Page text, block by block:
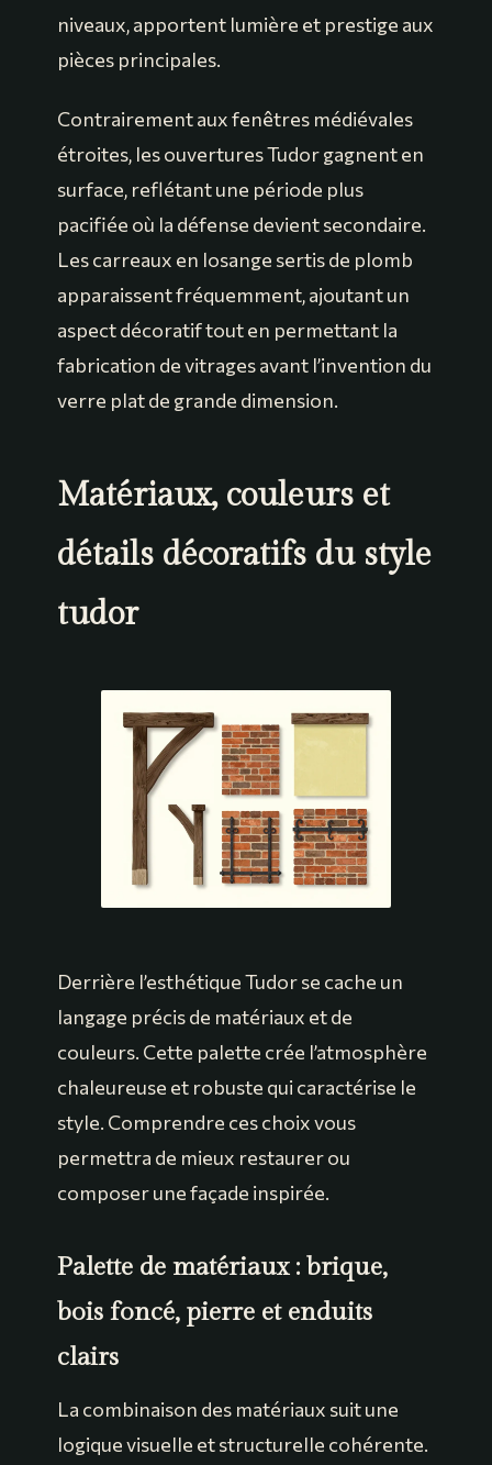
niveaux, apportent lumière et prestige aux
pièces principales.
Contrairement aux fenêtres médiévales
étroites, les ouvertures Tudor gagnent en
surface, reflétant une période plus
pacifiée où la défense devient secondaire.
Les carreaux en losange sertis de plomb
apparaissent fréquemment, ajoutant un
aspect décoratif tout en permettant la
fabrication de vitrages avant l’invention du
verre plat de grande dimension.
Matériaux, couleurs et
détails décoratifs du style
tudor
Derrière l’esthétique Tudor se cache un
langage précis de matériaux et de
couleurs. Cette palette crée l’atmosphère
chaleureuse et robuste qui caractérise le
style. Comprendre ces choix vous
permettra de mieux restaurer ou
composer une façade inspirée.
Palette de matériaux : brique,
bois foncé, pierre et enduits
clairs
La combinaison des matériaux suit une
logique visuelle et structurelle cohérente.